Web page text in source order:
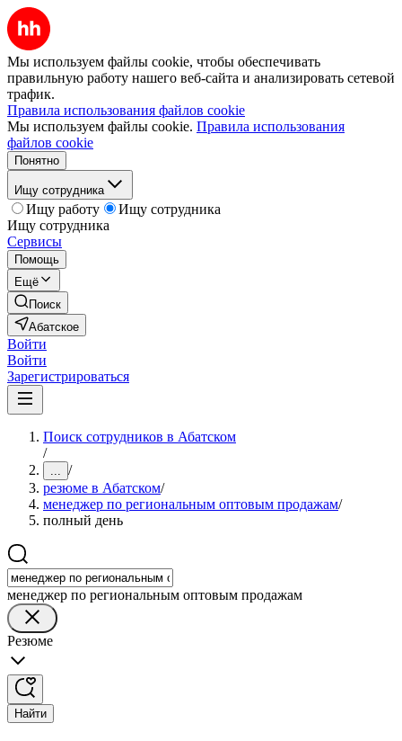
Мы используем файлы cookie, чтобы обеспечивать
правильную работу нашего веб-сайта и анализировать сетевой
трафик.
Правила использования файлов cookie
Мы используем файлы cookie. Правила использования
файлов cookie
Понятно
Ищу сотрудника
Ищу работу
Ищу сотрудника
Ищу сотрудника
Сервисы
Помощь
Ещё
Поиск
Абатское
Войти
Войти
Зарегистрироваться
Поиск сотрудников в Абатском
/
... /
резюме в Абатском/
менеджер по региональным оптовым продажам/
полный день
менеджер по региональным оптовым продажам
Резюме
Найти